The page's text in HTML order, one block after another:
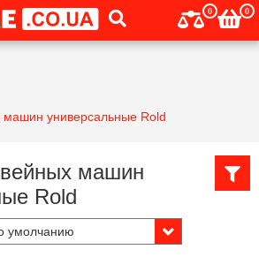
0 0
универсальные Rold
машин
Rold